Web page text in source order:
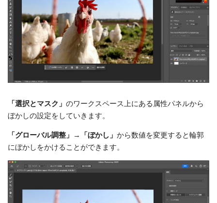
「選択とマスク」 のワークスペース上にある属性パネルから
ぼかしの設定をしていきます。
「グローバル調整」 → 「ぼかし」 から数値を変更すると輪郭
にぼかしをかけることができます。